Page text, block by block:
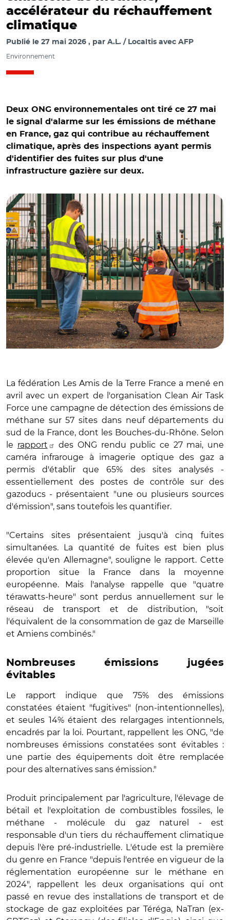
accélérateur du réchauffement
climatique
Publié le 27 mai 2026 par A.L. / Localtis avec AFP
Environnement
Deux ONG environnementales ont tiré ce 27 mai
le signal d'alarme sur les émissions de méthane
en France, gaz qui contribue au réchauffement
climatique, après des inspections ayant permis
d'identifier des fuites sur plus d'une
infrastructure gazière sur deux.
La fédération Les Amis de la Terre France a mené en
avril avec un expert de l'organisation Clean Air Task
Force une campagne de détection des émissions de
méthane sur 57 sites dans neuf départements du
sud de la France, dont les Bouches-du-Rhône. Selon
le rapport
des ONG rendu public ce 27 mai, une
caméra infrarouge à imagerie optique des gaz a
permis d'établir que 65% des sites analysés -
essentiellement des postes de contrôle sur des
gazoducs - présentaient "une ou plusieurs sources
d'émission", sans toutefois les quantifier.
"Certains sites présentaient jusqu'à cinq fuites
simultanées. La quantité de fuites est bien plus
élevée qu'en Allemagne", souligne le rapport. Cette
proportion situe la France dans la moyenne
européenne. Mais l'analyse rappelle que "quatre
térawatts-heure" sont perdus annuellement sur le
réseau de transport et de distribution, "soit
l'équivalent de la consommation de gaz de Marseille
et Amiens combinés."
Nombreuses émissions jugées
évitables
Le rapport indique que 75% des émissions
constatées étaient "fugitives" (non-intentionnelles),
et seules 14% étaient des relargages intentionnels,
encadrés par la loi. Pourtant, rappellent les ONG, "de
nombreuses émissions constatées sont évitables :
une partie des équipements doit être remplacée
pour des alternatives sans émission."
Produit principalement par l'agriculture, l'élevage de
bétail et l'exploitation de combustibles fossiles, le
méthane - molécule du gaz naturel - est
responsable d'un tiers du réchauffement climatique
depuis l'ère pré-industrielle. L'étude est la première
du genre en France "depuis l'entrée en vigueur de la
réglementation européenne sur le méthane en
2024", rappellent les deux organisations qui ont
passé en revue des installations de transport et de
stockage de gaz exploitées par Téréga, NaTran (ex-